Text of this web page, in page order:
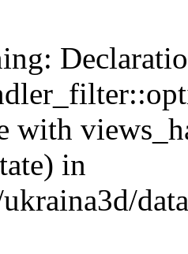
with
in